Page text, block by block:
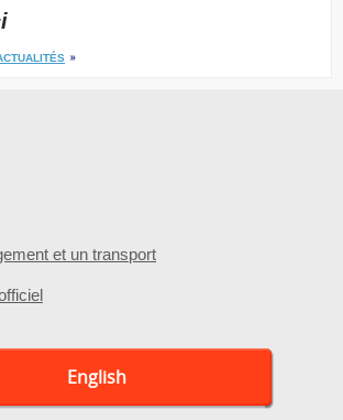
et un transport
English